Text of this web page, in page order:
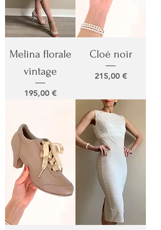
Melina florale
vintage
Prix
195,00 €
Cloé noir
Prix
215,00 €